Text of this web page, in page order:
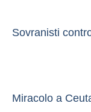
Sovranisti
Miracolo a